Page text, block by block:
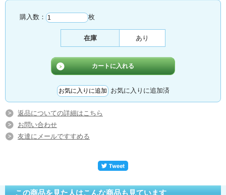
購入数： 枚
在庫 あり
お気に入りに追加済
返品についての詳細はこちら
お問い合わせ
友達にメールですすめる
この商品を見た人はこんな商品も見ています